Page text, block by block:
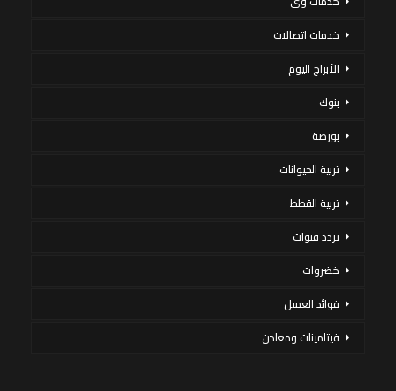
خدمات اتصالات
الأبراج اليوم
بنوك
بورصة
تربية الحيوانات
تربية القطط
تردد قنوات
خضروات
فوائد العسل
فيتامينات ومعادن